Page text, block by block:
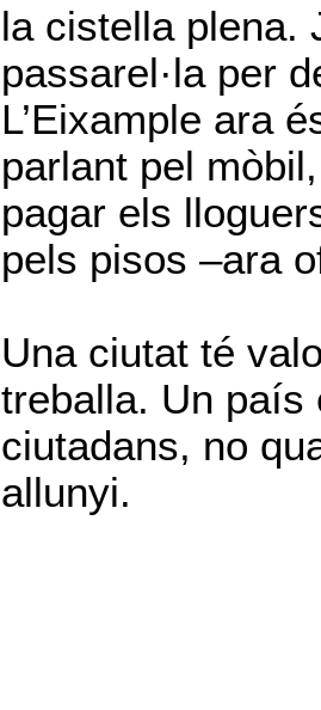
la cistella plena.
passarel·la per
L’Eixample ara
parlant pel
pagar els
pels pisos –ara
Una ciutat té
treballa. Un país
ciutadans, no
allunyi.